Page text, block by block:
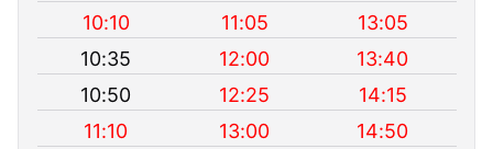
10:10
11:05
13:05
10:35
12:00
13:40
10:50
12:25
14:15
11:10
13:00
14:50